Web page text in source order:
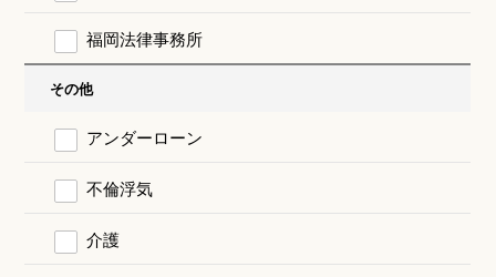
福岡法律事務所
その他
アンダーローン
不倫浮気
介護